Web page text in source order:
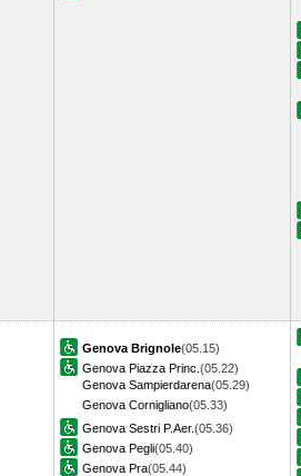
Genova Brignole(05.15)
Genova Piazza Princ. (05.22)
Genova Sampierdarena(05.29)
Genova Cornigliano(05.33)
Genova Sestri P.Aer.(05.36)
Genova Pegli(05.40)
Genova Pra(05.44)